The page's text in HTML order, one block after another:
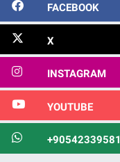
FACEBOOK
X
INSTAGRAM
YOUTUBE